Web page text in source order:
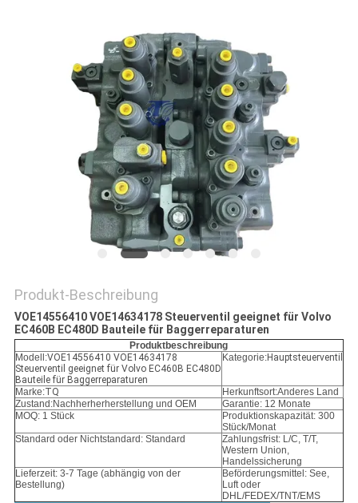
SITEMAP
DATENSCHUTZ-
BESTIMMUNGEN
Produkt-Beschreibung
VOE14556410 VOE14634178 Steuerventil geeignet für Volvo
EC460B EC480D Bauteile für Baggerreparaturen
Produktbeschreibung
Modell:VOE14556410 VOE14634178
Steuerventil geeignet für Volvo EC460B EC480D
Bauteile für Baggerreparaturen
Kategorie:Hauptsteuerventil
Marke:TQ
Herkunftsort:Anderes Land
Zustand:Nachherherherstellung und OEM
Garantie: 12 Monate
MOQ: 1 Stück
Produktionskapazität: 300
Stück/Monat
Standard oder Nichtstandard: Standard
Zahlungsfrist: L/C, T/T,
Western Union,
Handelssicherung
Lieferzeit: 3-7 Tage (abhängig von der
Bestellung)
Beförderungsmittel: See,
Luft oder
DHL/FEDEX/TNT/EMS